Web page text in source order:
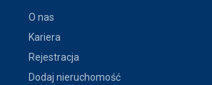
O nas
Kariera
Rejestracja
Dodaj nieruchomość